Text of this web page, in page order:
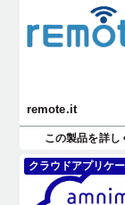
remote.it
この製品を詳し
クラウドアプリケ